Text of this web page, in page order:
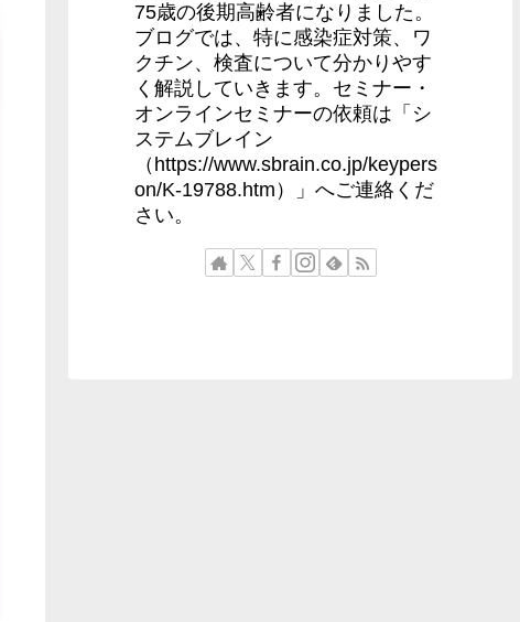
75歳の後期高齢者になりました。
ブログでは、特に感染症対策、ワ
クチン、検査について分かりやす
く解説していきます。セミナー・
オンラインセミナーの依頼は「シ
ステムブレイン
（https://www.sbrain.co.jp/keypers
on/K-19788.htm）」へご連絡くだ
さい。